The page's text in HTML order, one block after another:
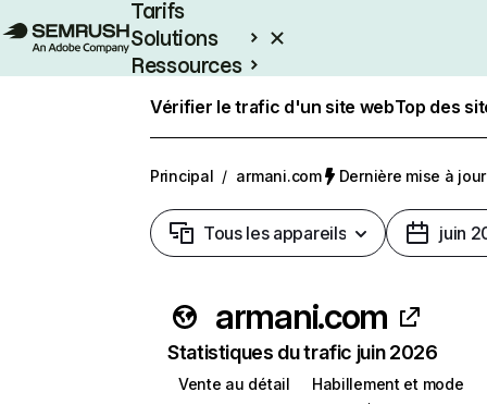
Tarifs
Solutions
Ressources
Vérifier le trafic d'un site webTop des
Principal / armani.com Dernière mise à
Tous les appareils juin
armani.com
Statistiques du trafic juin 2026
Vente au détail
Habillement et mode